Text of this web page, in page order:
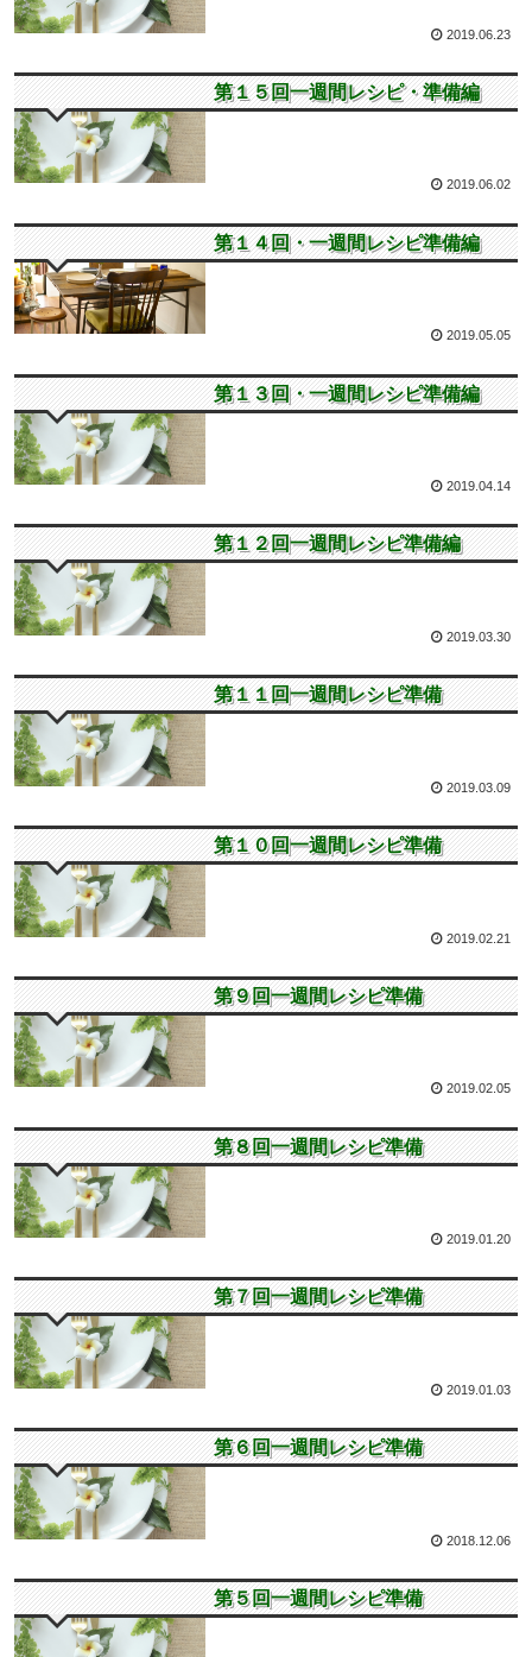
2019.06.23
第１５回一週間レシピ 第１５回一週間レシピ・準備編
2019.06.02
第１４回一週間レシピ 第１４回・一週間レシピ準備編
2019.05.05
第１３回一週間レシピ 第１３回・一週間レシピ準備編
2019.04.14
第１２回一週間レシピ 第１２回一週間レシピ準備編
2019.03.30
第１１回一週間レシピ 第１１回一週間レシピ準備
2019.03.09
第１０回一週間レシピ 第１０回一週間レシピ準備
2019.02.21
第９回一週間レシピ 第９回一週間レシピ準備
2019.02.05
第８回一週間レシピ 第８回一週間レシピ準備
2019.01.20
第７回一週間レシピ 第７回一週間レシピ準備
2019.01.03
第６回一週間レシピ 第６回一週間レシピ準備
2018.12.06
第５回一週間レシピ 第５回一週間レシピ準備